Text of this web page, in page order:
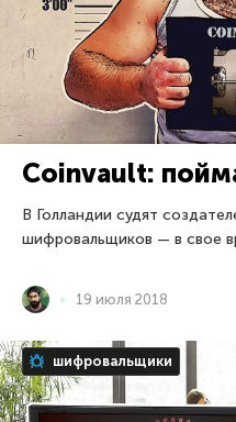
Coinvault:
В Голландии судят
шифровальщиков — в свое
19 июля 2018
шифровальщики